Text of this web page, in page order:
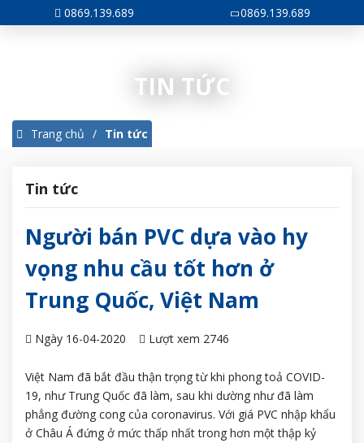
0869.139.689 0869.139.689
TIN TỨC
Trang chủ Tin tức
Tin tức
Người bán PVC dựa vào hy
vọng nhu cầu tốt hơn ở
Trung Quốc, Việt Nam
Ngày 16-04-2020 Lượt xem 2746
Việt Nam đã bắt đầu thận trọng từ khi phong toả COVID-
19, như Trung Quốc đã làm, sau khi dường như đã làm
phẳng đường cong của coronavirus. Với giá PVC nhập khẩu
ở Châu Á đứng ở mức thấp nhất trong hơn một thập kỷ